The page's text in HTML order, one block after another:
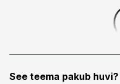
See teema pakub huvi?